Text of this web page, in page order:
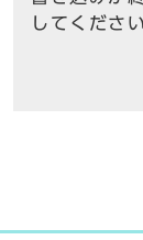
してください